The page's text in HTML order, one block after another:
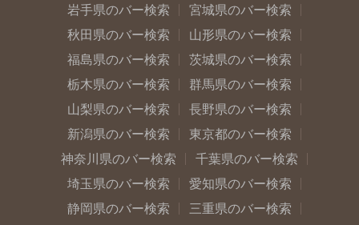
岩手県のバー検索
宮城県のバー検索
秋田県のバー検索
山形県のバー検索
福島県のバー検索
茨城県のバー検索
栃木県のバー検索
群馬県のバー検索
山梨県のバー検索
長野県のバー検索
新潟県のバー検索
東京都のバー検索
神奈川県のバー検索
千葉県のバー検索
埼玉県のバー検索
愛知県のバー検索
静岡県のバー検索
三重県のバー検索